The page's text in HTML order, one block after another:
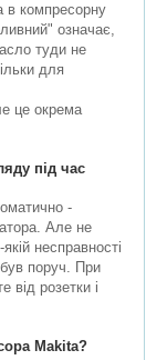
в компресорну
означає,
туди не
для
це окрема
під час
-
Але не
несправності
був поруч. При
від розетки і
Makita?